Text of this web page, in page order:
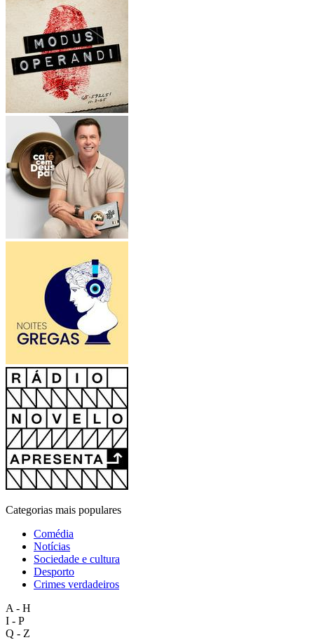
Categorias mais populares
Comédia
Notícias
Sociedade e cultura
Desporto
Crimes verdadeiros
A - H
I - P
Q - Z